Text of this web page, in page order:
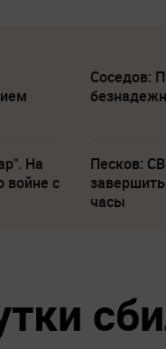
Соседов:
На
войне с
Песков:
часы